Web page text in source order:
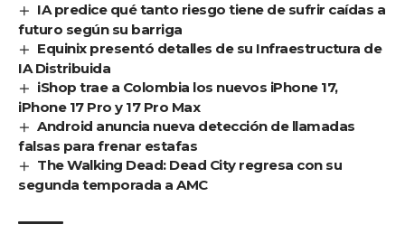
IA predice qué tanto riesgo tiene de sufrir caídas a
futuro según su barriga
Equinix presentó detalles de su Infraestructura de
IA Distribuida
iShop trae a Colombia los nuevos iPhone 17,
iPhone 17 Pro y 17 Pro Max
Android anuncia nueva detección de llamadas
falsas para frenar estafas
The Walking Dead: Dead City regresa con su
segunda temporada a AMC